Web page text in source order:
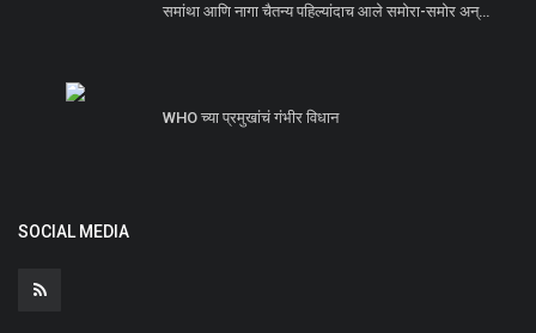
समांथा आणि नागा चैतन्य पहिल्यांदाच आले समोरा-समोर अन्…
WHO च्या प्रमुखांचं गंभीर विधान
SOCIAL MEDIA